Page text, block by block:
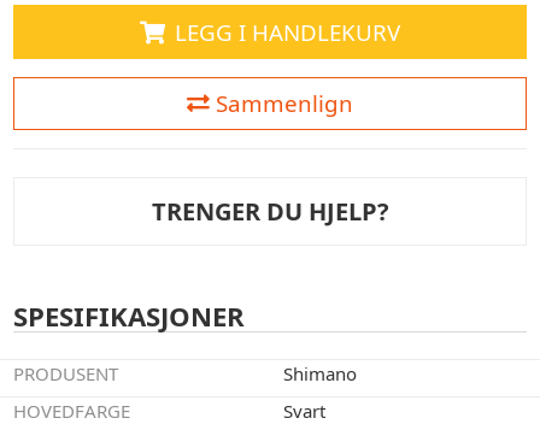
LEGG I HANDLEKURV
Sammenlign
TRENGER DU HJELP?
SPESIFIKASJONER
PRODUSENT
Shimano
HOVEDFARGE
Svart